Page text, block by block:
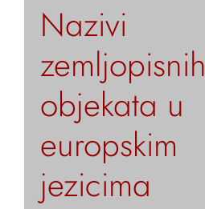
Nazivi
zemljopisnih
objekata u
europskim
jezicima